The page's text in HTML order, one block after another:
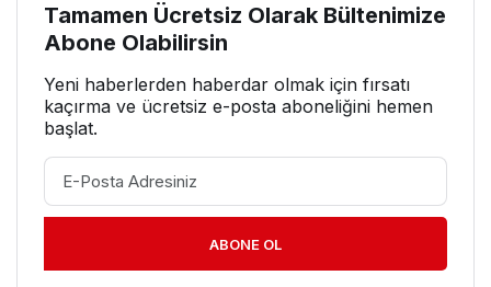
Tamamen Ücretsiz Olarak Bültenimize
Abone Olabilirsin
Yeni haberlerden haberdar olmak için fırsatı
kaçırma ve ücretsiz e-posta aboneliğini hemen
başlat.
ABONE OL